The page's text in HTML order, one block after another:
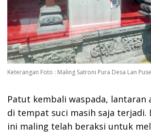
Keterangan Foto : Maling Satroni Pura Desa Lan
Patut kembali waspada, lantaran
di tempat suci masih saja terjadi.
ini maling telah beraksi untuk